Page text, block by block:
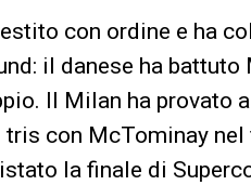
con ordine e ha
il danese ha
Il Milan ha provato
con McTominay
la finale di